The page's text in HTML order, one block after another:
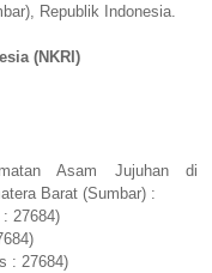
Republik Indonesia.
(NKRI)
Asam Jujuhan di
Barat (Sumbar) :
27684)
: 27684)